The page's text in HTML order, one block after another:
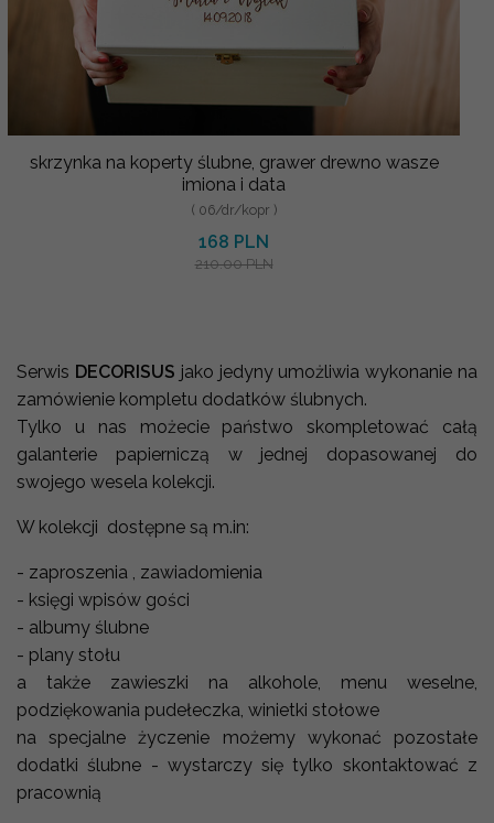
skrzynka na koperty ślubne, grawer drewno wasze
imiona i data
( 06/dr/kopr )
168 PLN
210.00 PLN
Serwis DECORISUS jako jedyny umożliwia wykonanie na
zamówienie kompletu dodatków ślubnych.
Tylko u nas możecie państwo skompletować całą
galanterie papierniczą w jednej dopasowanej do
swojego wesela kolekcji.
W kolekcji dostępne są m.in:
- zaproszenia , zawiadomienia
- księgi wpisów gości
- albumy ślubne
- plany stołu
a także zawieszki na alkohole, menu weselne,
podziękowania pudełeczka, winietki stołowe
na specjalne życzenie możemy wykonać pozostałe
dodatki ślubne - wystarczy się tylko skontaktować z
pracownią